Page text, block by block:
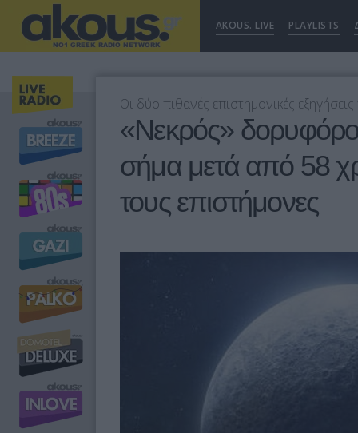
AKOUS. LIVE PLAYLISTS
Οι δύο πιθανές επιστημονικές
«Νεκρός»
σήμα μετά από 58
τους επιστήμονες